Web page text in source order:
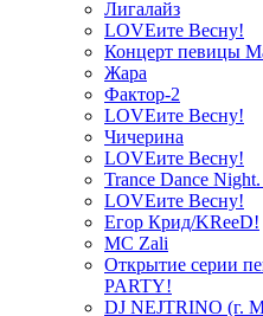
Лигалайз
LOVEите Весну!
Концерт певицы
Жара
Фактор-2
LOVEите Весну!
Чичерина
LOVEите Весну!
Trance Dance
LOVEите Весну!
Егор Крид/KReeD!
MC Zali
Открытие серии
PARTY!
DJ NEJTRINO (г.